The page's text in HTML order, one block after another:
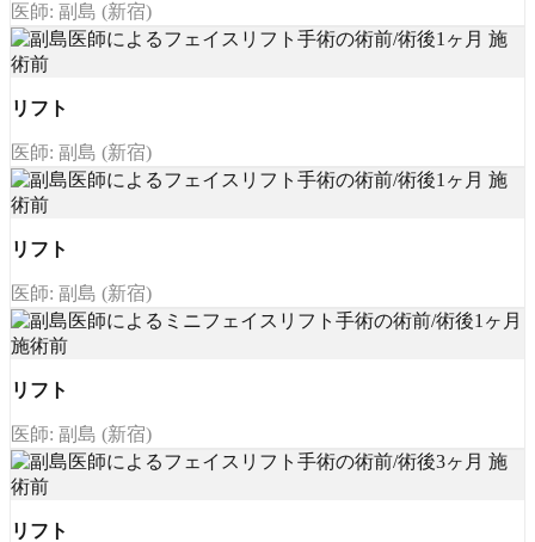
医師: 副島 (新宿)
リフト
医師: 副島 (新宿)
リフト
医師: 副島 (新宿)
リフト
医師: 副島 (新宿)
リフト